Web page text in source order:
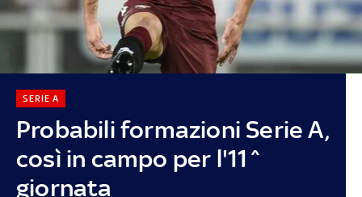
Probabili formazioni Serie A,
così in campo per l'11^
giornata
SERIE A